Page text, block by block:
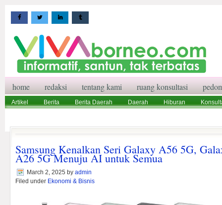
home redaksi tentang kami ruang konsultasi
Artikel Berita Berita Daerah Daerah Hiburan
Samsung Kenalkan Seri Galaxy A56 5G,
A26 5G Menuju AI untuk Semua
March 2, 2025 by admin
Filed under Ekonomi & Bisnis